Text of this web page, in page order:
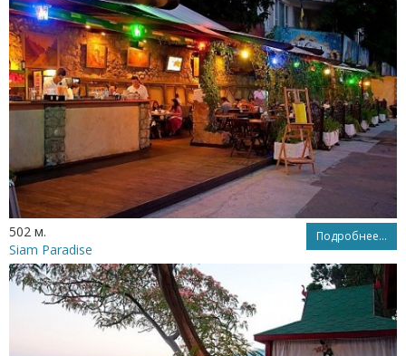
502 м. Подробнее...
Siam Paradise